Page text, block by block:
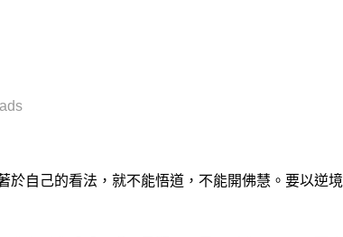
自己的看法，就不能悟道，不能開佛慧。要以逆境